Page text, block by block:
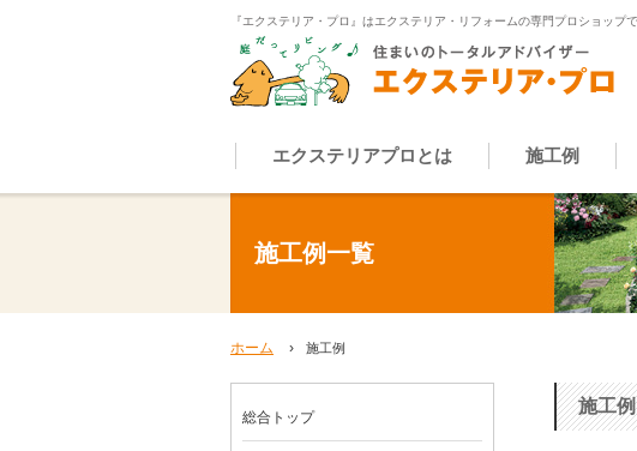
『エクステリア・プロ』はエクステリア・リフォームの専門プロショップで
エクステリアプロとは 施工例
施工例一覧
ホーム › 施工例
総合トップ
施工例